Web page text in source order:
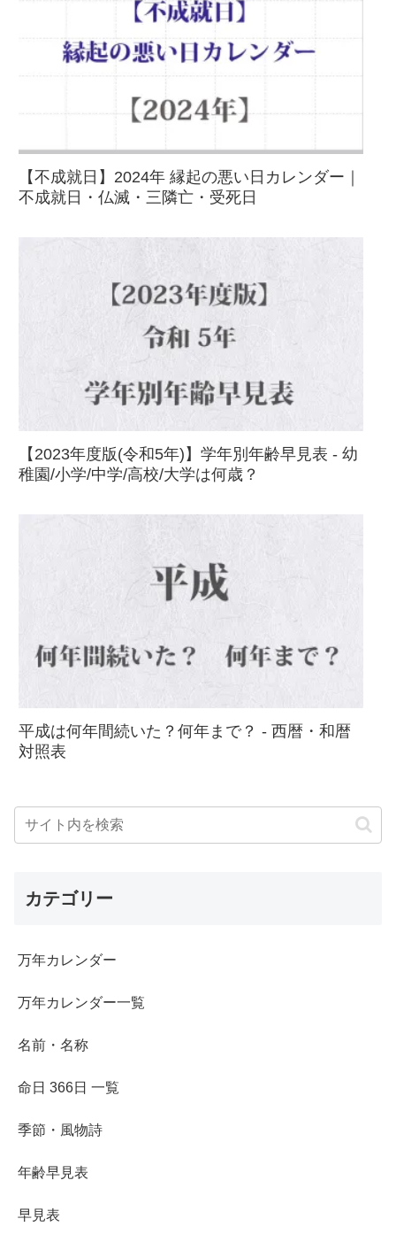
【不成就日】2024年 縁起の悪い日カレンダー｜
不成就日・仏滅・三隣亡・受死日
【2023年度版(令和5年)】学年別年齢早見表 - 幼
稚園/小学/中学/高校/大学は何歳？
平成は何年間続いた？何年まで？ - 西暦・和暦
対照表
カテゴリー
万年カレンダー
万年カレンダー一覧
名前・名称
命日 366日 一覧
季節・風物詩
年齢早見表
早見表